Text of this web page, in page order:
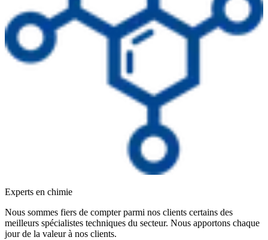
Experts en chimie
Nous sommes fiers de compter parmi nos clients certains des
meilleurs spécialistes techniques du secteur. Nous apportons chaque
jour de la valeur à nos clients.